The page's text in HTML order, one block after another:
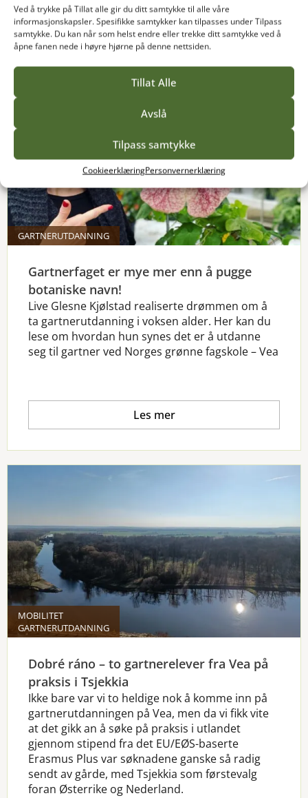
Ved å trykke på Tillat alle gir du ditt samtykke til alle våre
informasjonskapsler. Spesifikke samtykker kan tilpasses under Tilpass
samtykke. Du kan når som helst endre eller trekke ditt samtykke ved å
åpne fanen nede i høyre hjørne på denne nettsiden.
Tillat Alle
Avslå
Tilpass samtykke
CookieerklæringPersonvernerklæring
Les mer
GARTNERUTDANNING
Gartnerfaget er mye mer enn å pugge
botaniske navn!
Live Glesne Kjølstad realiserte drømmen om å
ta gartnerutdanning i voksen alder. Her kan du
lese om hvordan hun synes det er å utdanne
seg til gartner ved Norges grønne fagskole – Vea
Les mer
MOBILITET
GARTNERUTDANNING
Dobré ráno – to gartnerelever fra Vea på
praksis i Tsjekkia
Ikke bare var vi to heldige nok å komme inn på
gartnerutdanningen på Vea, men da vi fikk vite
at det gikk an å søke på praksis i utlandet
gjennom stipend fra det EU/EØS-baserte
Erasmus Plus var søknadene ganske så radig
sendt av gårde, med Tsjekkia som førstevalg
foran Østerrike og Nederland.